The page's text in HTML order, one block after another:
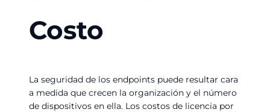
Costo
La seguridad de los endpoints puede resultar cara
a medida que crecen la organización y el número
de dispositivos en ella. Los costos de licencia por